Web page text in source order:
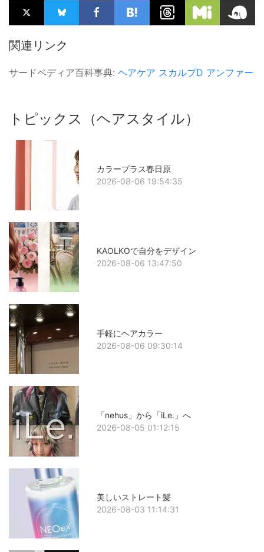
関連リンク
サードペディア百科事典: ヘアケア スカルプD アンファー
トピックス（ヘアスタイル）
カラープラス春日原
2026-08-06 19:54:35
KAOLKOで自分をデザイン
2026-08-06 13:47:50
手軽にヘアカラー
2026-08-06 09:30:14
「nehus」から「iLe.」へ
2026-08-05 01:12:15
美しいストレート髪
2026-08-03 11:14:31